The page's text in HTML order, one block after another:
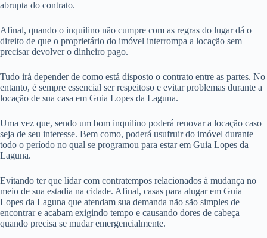
abrupta do contrato.
Afinal, quando o inquilino não cumpre com as regras do lugar dá o
direito de que o proprietário do imóvel interrompa a locação sem
precisar devolver o dinheiro pago.
Tudo irá depender de como está disposto o contrato entre as partes. No
entanto, é sempre essencial ser respeitoso e evitar problemas durante a
locação de sua casa em Guia Lopes da Laguna.
Uma vez que, sendo um bom inquilino poderá renovar a locação caso
seja de seu interesse. Bem como, poderá usufruir do imóvel durante
todo o período no qual se programou para estar em Guia Lopes da
Laguna.
Evitando ter que lidar com contratempos relacionados à mudança no
meio de sua estadia na cidade. Afinal, casas para alugar em Guia
Lopes da Laguna que atendam sua demanda não são simples de
encontrar e acabam exigindo tempo e causando dores de cabeça
quando precisa se mudar emergencialmente.